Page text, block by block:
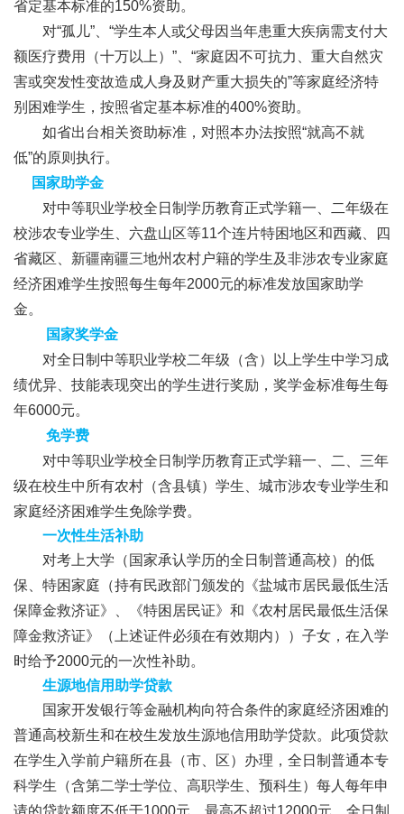
省定基本标准的150%资助。
对“孤儿”、“学生本人或父母因当年患重大疾病需支付大
额医疗费用（十万以上）”、“家庭因不可抗力、重大自然灾
害或突发性变故造成人身及财产重大损失的”等家庭经济特
别困难学生，按照省定基本标准的400%资助。
如省出台相关资助标准，对照本办法按照“就高不就
低”的原则执行。
国家助学金
对中等职业学校全日制学历教育正式学籍一、二年级在
校涉农专业学生、六盘山区等11个连片特困地区和西藏、四
省藏区、新疆南疆三地州农村户籍的学生及非涉农专业家庭
经济困难学生按照每生每年2000元的标准发放国家助学
金。
国家奖学金
对全日制中等职业学校二年级（含）以上学生中学习成
绩优异、技能表现突出的学生进行奖励，奖学金标准每生每
年6000元。
免学费
对中等职业学校全日制学历教育正式学籍一、二、三年
级在校生中所有农村（含县镇）学生、城市涉农专业学生和
家庭经济困难学生免除学费。
一次性生活补助
对考上大学（国家承认学历的全日制普通高校）的低
保、特困家庭（持有民政部门颁发的《盐城市居民最低生活
保障金救济证》、《特困居民证》和《农村居民最低生活保
障金救济证》（上述证件必须在有效期内））子女，在入学
时给予2000元的一次性补助。
生源地信用助学贷款
国家开发银行等金融机构向符合条件的家庭经济困难的
普通高校新生和在校生发放生源地信用助学贷款。此项贷款
在学生入学前户籍所在县（市、区）办理，全日制普通本专
科学生（含第二学士学位、高职学生、预科生）每人每年申